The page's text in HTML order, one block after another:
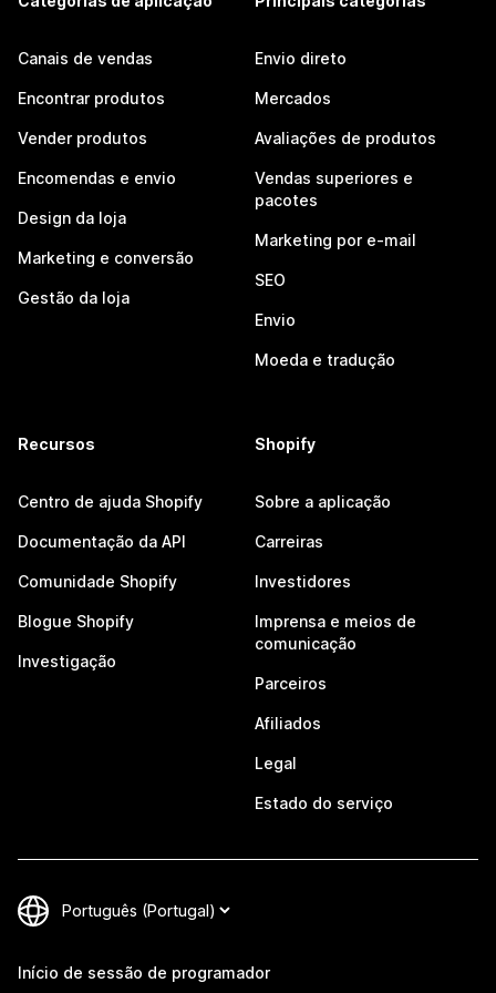
Canais de vendas
Encontrar produtos
Vender produtos
Encomendas e envio
Design da loja
Marketing e conversão
Gestão da loja
Envio direto
Mercados
Avaliações de produtos
Vendas superiores e
pacotes
Marketing por e-mail
SEO
Envio
Moeda e tradução
Recursos
Centro de ajuda Shopify
Documentação da API
Comunidade Shopify
Blogue Shopify
Investigação
Shopify
Sobre a aplicação
Carreiras
Investidores
Imprensa e meios de
comunicação
Parceiros
Afiliados
Legal
Estado do serviço
Início de sessão de programador